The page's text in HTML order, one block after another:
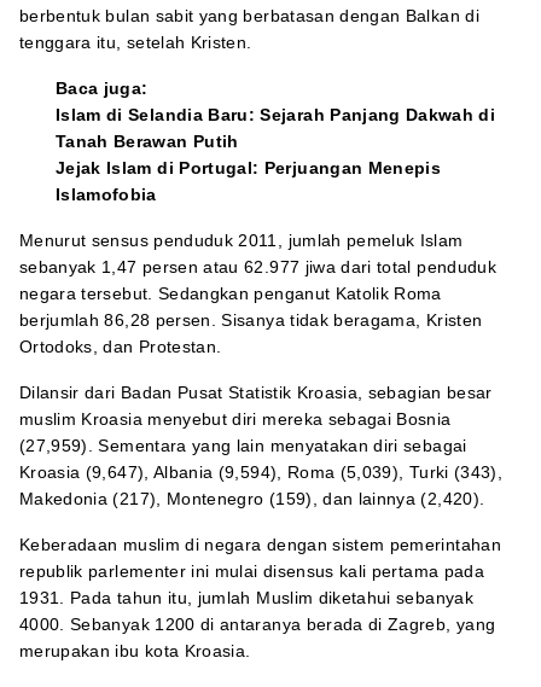
berbentuk bulan sabit yang berbatasan dengan Balkan di
tenggara itu, setelah Kristen.
Baca juga:
Islam di Selandia Baru: Sejarah Panjang Dakwah di
Tanah Berawan Putih
Jejak Islam di Portugal: Perjuangan Menepis
Islamofobia
Menurut sensus penduduk 2011, jumlah pemeluk Islam
sebanyak 1,47 persen atau 62.977 jiwa dari total penduduk
negara tersebut. Sedangkan penganut Katolik Roma
berjumlah 86,28 persen. Sisanya tidak beragama, Kristen
Ortodoks, dan Protestan.
Dilansir dari Badan Pusat Statistik Kroasia, sebagian besar
muslim Kroasia menyebut diri mereka sebagai Bosnia
(27,959). Sementara yang lain menyatakan diri sebagai
Kroasia (9,647), Albania (9,594), Roma (5,039), Turki (343),
Makedonia (217), Montenegro (159), dan lainnya (2,420).
Keberadaan muslim di negara dengan sistem pemerintahan
republik parlementer ini mulai disensus kali pertama pada
1931. Pada tahun itu, jumlah Muslim diketahui sebanyak
4000. Sebanyak 1200 di antaranya berada di Zagreb, yang
merupakan ibu kota Kroasia.